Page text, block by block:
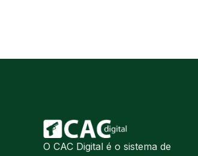
O CAC Digital é o sistema de